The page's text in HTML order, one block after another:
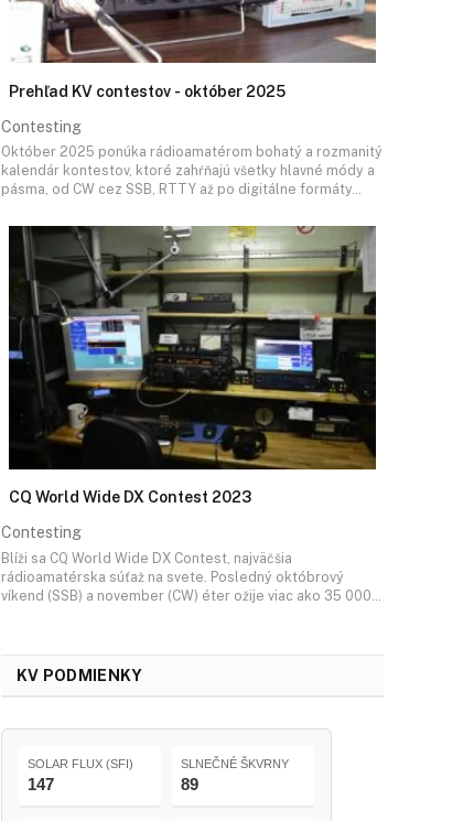
Prehľad KV contestov - október 2025
Contesting
Október 2025 ponúka rádioamatérom bohatý a rozmanitý
kalendár kontestov, ktoré zahŕňajú všetky hlavné módy a
pásma, od CW cez SSB, RTTY až po digitálne formáty…
CQ World Wide DX Contest 2023
Contesting
Blíži sa CQ World Wide DX Contest, najväčšia
rádioamatérska súťaž na svete. Posledný októbrový
víkend (SSB) a november (CW) éter ožije viac ako 35 000…
KV PODMIENKY
SOLAR FLUX (SFI)
147
SLNEČNÉ ŠKVRNY
89